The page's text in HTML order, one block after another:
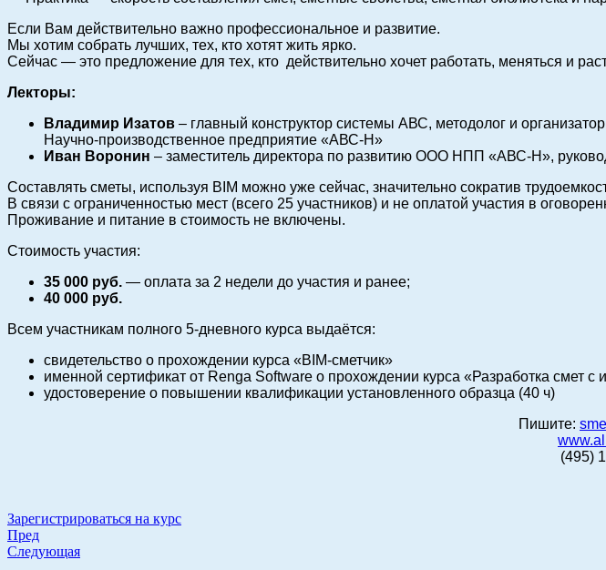
Если Вам действительно важно профессиональное и развитие.
Мы хотим собрать лучших, тех, кто хотят жить ярко.
Сейчас — это предложение для тех, кто действительно хочет работать, меняться и
Лекторы:
Владимир Изатов – главный конструктор системы АВС, методолог и
Научно-производственное предприятие «АВС-Н»
Иван Воронин – заместитель директора по развитию ООО НПП «АВС-Н»,
Составлять сметы, используя BIM можно уже сейчас, значительно сократив
В связи с ограниченностью мест (всего 25 участников) и не оплатой участия в
Проживание и питание в стоимость не включены.
Стоимость участия:
35 000 руб. — оплата за 2 недели до участия и ранее;
40 000 руб.
Всем участникам полного 5-дневного курса выдаётся:
свидетельство о прохождении курса «BIM-сметчик»
именной сертификат от Renga Software о прохождении курса «Разработка смет
удостоверение о повышении квалификации установленного образца (40 ч)
Пишите:
(495)
Зарегистрироваться на курс
Пред
Следующая